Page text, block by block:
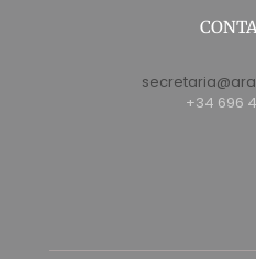
+34 696